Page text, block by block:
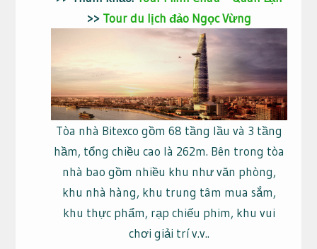
>> Tour du lịch đảo Ngọc Vừng
Tòa nhà Bitexco gồm 68 tầng lầu và 3 tầng
hầm, tổng chiều cao là 262m. Bên trong tòa
nhà bao gồm nhiều khu như văn phòng,
khu nhà hàng, khu trung tâm mua sắm,
khu thực phẩm, rạp chiếu phim, khu vui
chơi giải trí v.v..